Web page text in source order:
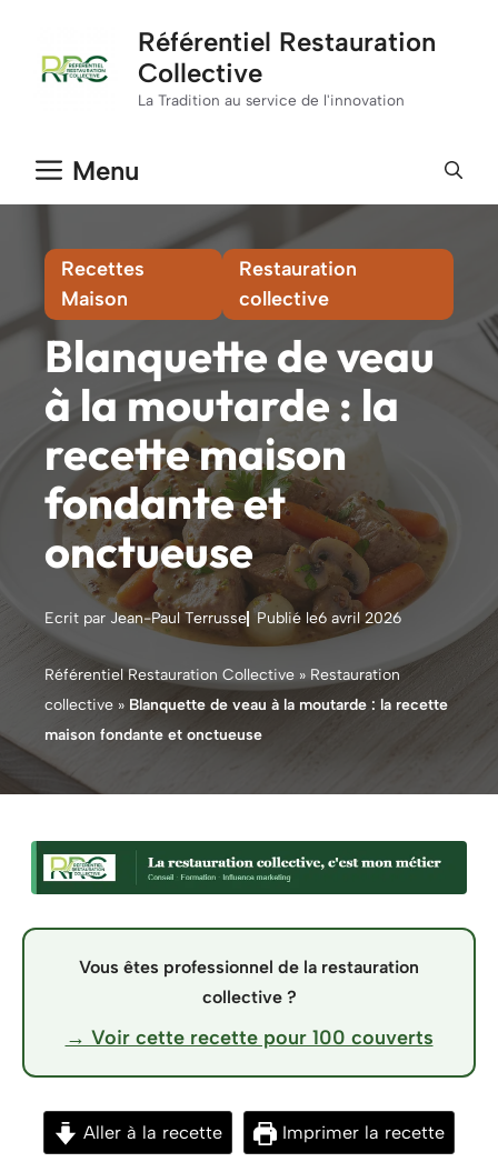
contenu
Référentiel Restauration
Collective
La Tradition au service de l'innovation
Menu
Recettes
Maison
Restauration
collective
Blanquette de veau
à la moutarde : la
recette maison
fondante et
onctueuse
Ecrit par Jean-Paul Terrusse Publié le6 avril 2026
Référentiel Restauration Collective » Restauration
collective » Blanquette de veau à la moutarde : la recette
maison fondante et onctueuse
Vous êtes professionnel de la restauration
collective ?
→ Voir cette recette pour 100 couverts
Aller à la recette Imprimer la recette